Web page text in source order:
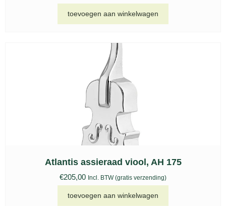
toevoegen aan winkelwagen
Atlantis assieraad viool, AH 175
€205,00 Incl. BTW (gratis verzending)
toevoegen aan winkelwagen